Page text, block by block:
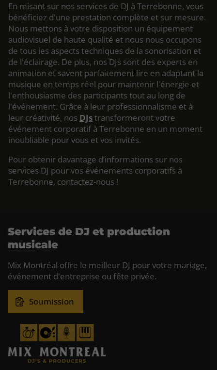
En misant sur nos services de DJ à Terrebonne, vous
bénéficiez d'une prestation complète et sur mesure.
Nous mettons à votre disposition un équipement
audiovisuel de haute qualité et nous nous occupons
de tous les aspects techniques de la sonorisation et
de l'éclairage. De plus, nos DJs sont des experts en
animation et savent parfaitement lire en adaptant la
musique en temps réel pour maintenir l'énergie et
l'enthousiasme des participants tout au long de
l'événement. Grâce à leur professionnalisme et à
leur créativité, nos DJstransformeront votre
événement corporatif à Terrebonne en un moment
inoubliable pour vous et vos invités.
Pour obtenir davantage d’informations sur nos
services DJ pour vos événements corporatifs à
Terrebonne, contactez-nous !
Services de DJ et production
musicale
Mix Montréal offre le meilleur DJ pour votre mariage,
événement d'entreprise ou fête privée.
Soumission